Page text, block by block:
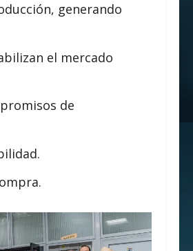
generando
el mercado
de